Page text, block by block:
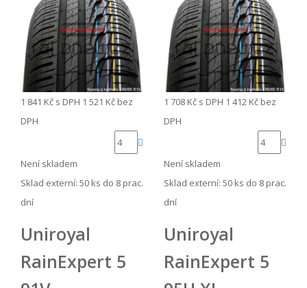
1 841 Kč s DPH 1 521 Kč bez
DPH
Není skladem
Sklad externí: 50 ks do 8 prac.
dní
1 708 Kč s DPH 1 412 Kč bez
DPH
Není skladem
Sklad externí: 50 ks do 8 prac.
dní
Uniroyal
RainExpert 5
Uniroyal
RainExpert 5